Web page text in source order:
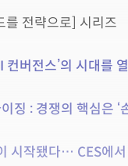
를 전략으로] 시리즈
컨버전스’의 시대를
징 : 경쟁의 핵심은 ‘
시작됐다… CES에